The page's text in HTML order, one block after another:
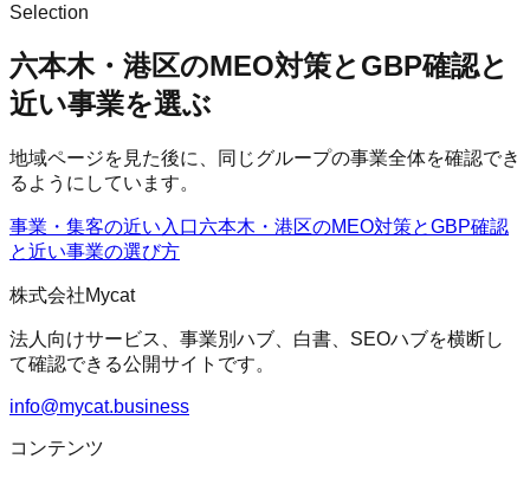
Selection
六本木・港区のMEO対策とGBP確認と
近い事業を選ぶ
地域ページを見た後に、同じグループの事業全体を確認でき
るようにしています。
事業・集客の近い入口六本木・港区のMEO対策とGBP確認
と近い事業の選び方
株式会社Mycat
法人向けサービス、事業別ハブ、白書、SEOハブを横断し
て確認できる公開サイトです。
info@mycat.business
コンテンツ